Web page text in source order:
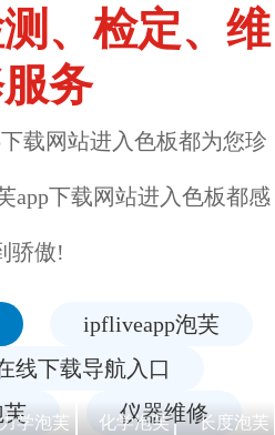
、检定、维
务
载网站进入色板都为您珍
app下载网站进入色板都感
骄傲!
ipfliveapp泡芙
线下载导航入口
仪器维修
力学泡芙 化学泡芙 长度泡芙